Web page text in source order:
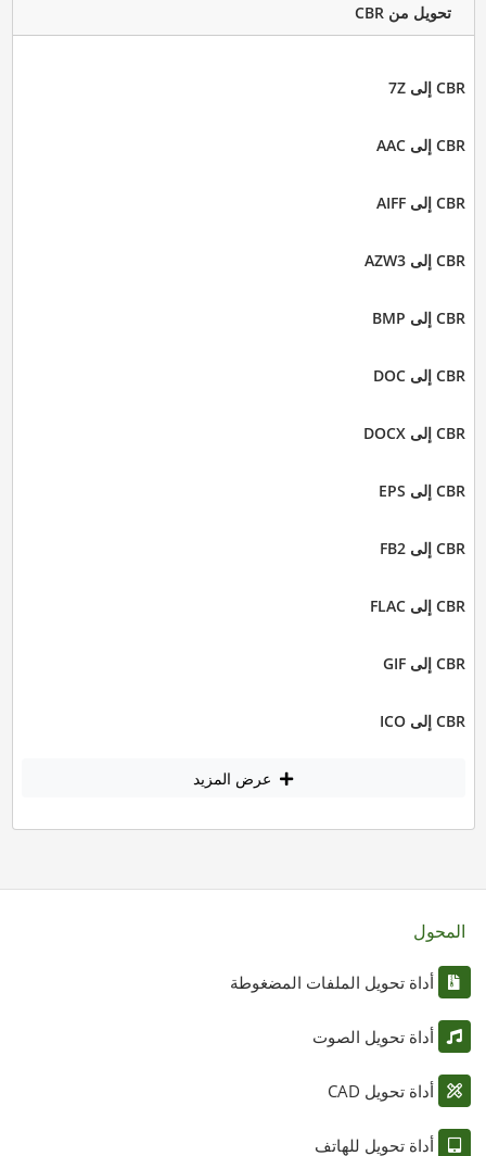
تحويل من CBR
CBR إلى 7Z
CBR إلى AAC
CBR إلى AIFF
CBR إلى AZW3
CBR إلى BMP
CBR إلى DOC
CBR إلى DOCX
CBR إلى EPS
CBR إلى FB2
CBR إلى FLAC
CBR إلى GIF
CBR إلى ICO
عرض المزيد
المحول
أداة تحويل الملفات المضغوطة
أداة تحويل الصوت
أداة تحويل CAD
أداة تحويل للهاتف